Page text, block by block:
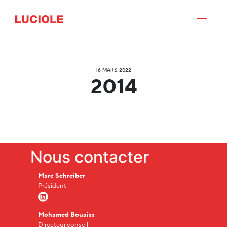
16 MARS 2022
2014
Nous contacter
Marc Schreiber
Président
Mohamed Bouaiss
Directeur conseil